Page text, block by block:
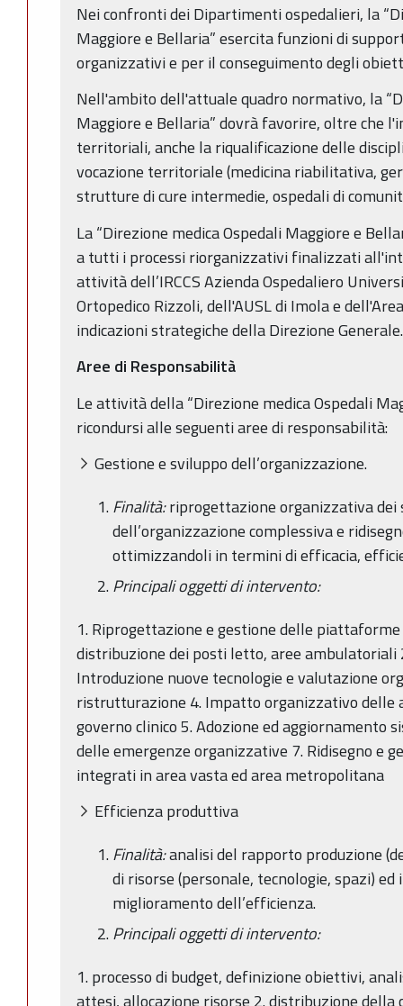
Nei confronti dei Dipartimenti ospedalieri, la
Maggiore e Bellaria” esercita funzioni di
organizzativi e per il conseguimento degli
Nell'ambito dell'attuale quadro normativo, la
Maggiore e Bellaria” dovrà favorire, oltre che
territoriali, anche la riqualificazione delle
vocazione territoriale (medicina riabilitativa,
strutture di cure intermedie, ospedali di
La “Direzione medica Ospedali Maggiore e
a tutti i processi riorganizzativi finalizzati
attività dell’IRCCS Azienda Ospedaliero
Ortopedico Rizzoli, dell'AUSL di Imola e
indicazioni strategiche della Direzione Generale.
Aree di Responsabilità
Le attività della “Direzione medica Ospedali
ricondursi alle seguenti aree di responsabilità:
Gestione e sviluppo dell’organizzazione.
Finalità:riprogettazione organizzativa dei
dell’organizzazione complessiva e
ottimizzandoli in termini di efficacia,
Principali oggetti di intervento:
1. Riprogettazione e gestione delle
distribuzione dei posti letto, aree ambulatoriali
Introduzione nuove tecnologie e valutazione
ristrutturazione 4. Impatto organizzativo
governo clinico 5. Adozione ed aggiornamento
delle emergenze organizzative 7. Ridisegno e
integrati in area vasta ed area metropolitana
Efficienza produttiva
Finalità:analisi del rapporto produzione
di risorse (personale, tecnologie, spazi)
miglioramento dell’efficienza.
Principali oggetti di intervento:
1. processo di budget, definizione obiettivi,
attesi, allocazione risorse 2. distribuzione